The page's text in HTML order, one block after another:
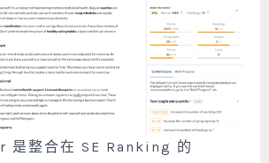
是整合在 SE Ranking 的